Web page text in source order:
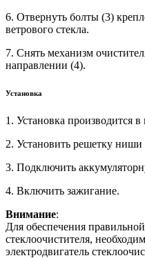
6. Отвернуть болты (3)
ветрового стекла.
7. Снять механизм
направлении (4).
Установка
1. Установка производится
2. Установить решетку ниши
3. Подключить
4. Включить зажигание.
Внимание:
Для обеспечения
стеклоочистителя,
электродвигатель